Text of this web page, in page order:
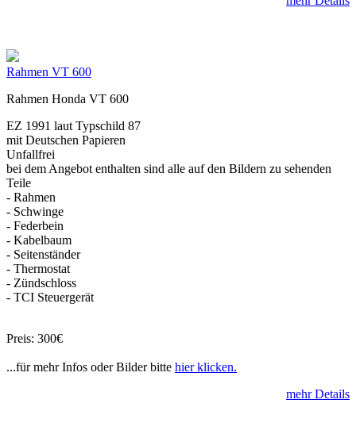
Rahmen VT 600
Rahmen Honda VT 600
EZ 1991 laut Typschild 87
mit Deutschen Papieren
Unfallfrei
bei dem Angebot enthalten sind alle auf den Bildern zu sehenden
Teile
- Rahmen
- Schwinge
- Federbein
- Kabelbaum
- Seitenständer
- Thermostat
- Zündschloss
- TCI Steuergerät
Preis: 300€
...für mehr Infos oder Bilder bitte hier klicken.
mehr Details